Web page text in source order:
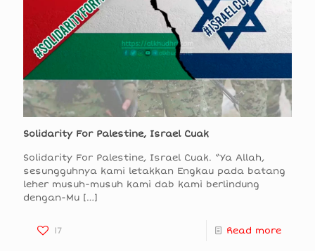
Solidarity For Palestine, Israel Cuak
Solidarity For Palestine, Israel Cuak. “Ya Allah,
sesungguhnya kami letakkan Engkau pada batang
leher musuh-musuh kami dab kami berlindung
dengan-Mu […]
17 Read more